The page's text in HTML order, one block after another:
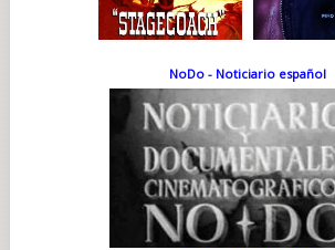
NoDo - Noticiario español